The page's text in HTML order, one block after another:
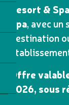
Resort & Spa
Spa, avec un
destination
Offre
2026, sous